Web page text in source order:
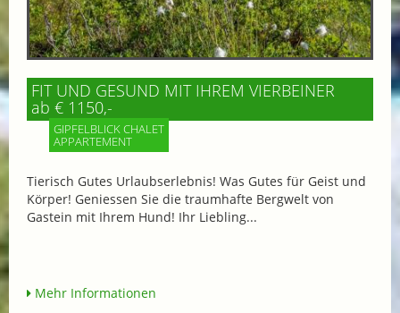
FIT UND GESUND MIT IHREM VIERBEINER
ab € 1150,-
GIPFELBLICK CHALET
APPARTEMENT
Tierisch Gutes Urlaubserlebnis! Was Gutes für Geist und
Körper! Geniessen Sie die traumhafte Bergwelt von
Gastein mit Ihrem Hund! Ihr Liebling...
Mehr Informationen